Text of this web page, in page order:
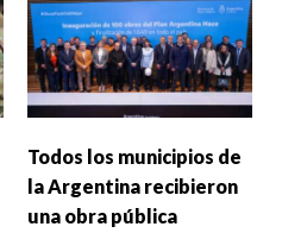
Todos los municipios de
la Argentina recibieron
una obra pública